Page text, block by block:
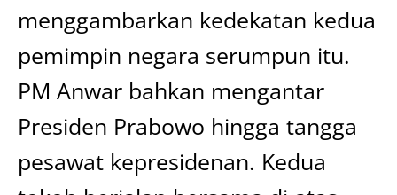
menggambarkan kedekatan kedua
pemimpin negara serumpun itu.
PM Anwar bahkan mengantar
Presiden Prabowo hingga tangga
pesawat kepresidenan. Kedua